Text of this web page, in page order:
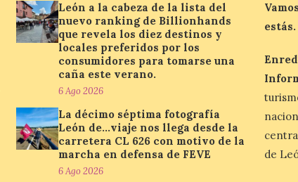
León a la cabeza de la lista del
nuevo ranking de Billionhands
que revela los diez destinos y
locales preferidos por los
consumidores para tomarse una
caña este verano.
6 Ago 2026
La décimo séptima fotografía
León de…viaje nos llega desde la
carretera CL 626 con motivo de la
marcha en defensa de FEVE
6 Ago 2026
estás.
de